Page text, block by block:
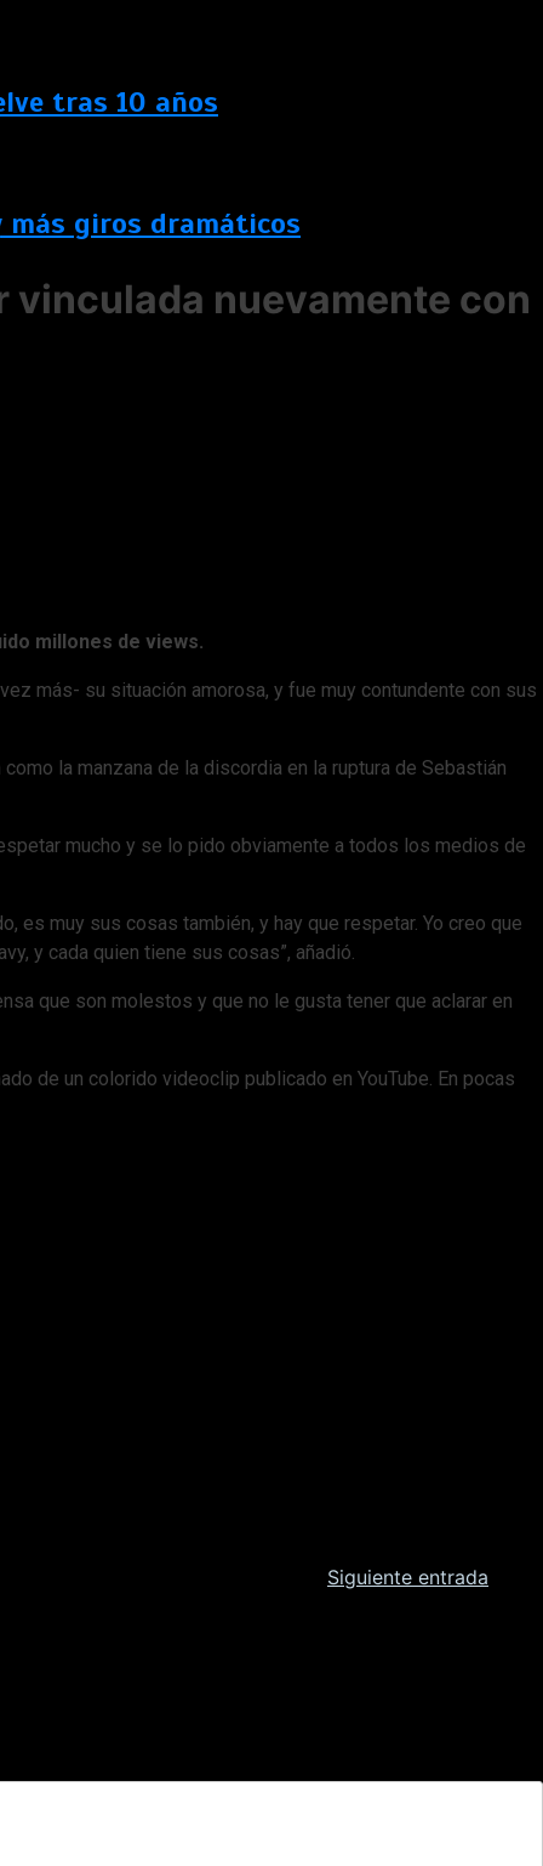
tras 10 años
más giros dramáticos
vinculada nuevamente con
millones de views.
más- su situación amorosa, y fue muy contundente con sus
la manzana de la discordia en la ruptura de Sebastián
mucho y se lo pido obviamente a todos los medios de
es muy sus cosas también, y hay que respetar. Yo creo que
y cada quien tiene sus cosas”, añadió.
que son molestos y que no le gusta tener que aclarar en
de un colorido videoclip publicado en YouTube. En pocas
Siguiente entrada